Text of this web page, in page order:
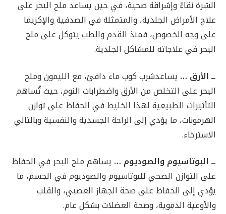
الشرة نقاءً وإشراقة صحية، في حين يساعد ملح البحر على
علاج الأمراض الجلدية، والمتمثلة في الصدفية والإكزيما
على وجه الخصوص، فمنذ القدم والطب يتوكل على ملح
البحر في علاجاته للمشاكل الجلدية.
ــ الأرق … يساعدشرب كوب ماء دافئ، مع الليمون وملح
البحر على التخلص من الأرق واضطرابات النوم، حيث تُساهم
التأثيرات الطبيعية لهذا الخليط في الحفاظ على توازن
الهرمونات، ما يؤدي إلى الراحة الجسدية والنفسية وبالتالي
الاسترخاء.
ــ البوتاسيوم والصوديوم … يساهم ملح البحر في الحفاظ
على التوازن الصحي للبوتاسيوم والصوديوم في الجسم، ما
يؤدي إلى الحفاظ على صحة الجهاز العصبي، والقلب
والأوعية الدموية، وصحة العضلات بشكل عام.